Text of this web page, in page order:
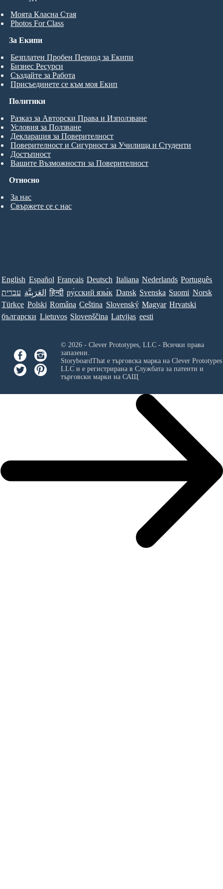
Моята Класна Стая
Photos For Class
За Екипи
Безплатен Пробен Период за Екипи
Бизнес Ресурси
Създайте за Работа
Присъединете се към моя Екип
Относно
За нас
Свържете се с нас
Политики
Разказ за Авторски Права и Използване
Условия за Ползване
Декларация за Поверителност
Поверителност и Сигурност за Училища и Студенти
Достъпност
Вашите Възможности за Поверителност
English Español Français Deutsch Italiana Nederlands Português
עברית العَرَبِيَّة हिन्दी ру́сский язы́к Dansk Svenska Suomi Norsk
Türkçe Polski Româna Ceština Slovenský Magyar Hrvatski
български Lietuvos Slovenščina Latvijas eesti
© 2026 - Clever Prototypes, LLC - Всички права
запазени.
StoryboardThat е търговска марка на Clever
LLCи е регистрирана в Службата за патенти и
търговски марки на САЩ